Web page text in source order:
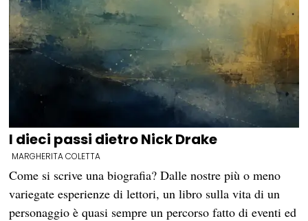
I dieci passi dietro Nick Drake
MARGHERITA COLETTA
Come si scrive una biografia? Dalle nostre più o meno
variegate esperienze di lettori, un libro sulla vita di un
personaggio è quasi sempre un percorso fatto di eventi ed